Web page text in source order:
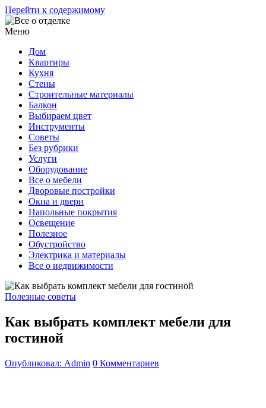
Перейти к содержимому
Меню
Дом
Квартиры
Кухня
Стены
Строительные материалы
Балкон
Выбираем цвет
Инструменты
Советы
Без рубрики
Услуги
Оборудование
Все о мебели
Дворовые постройки
Окна и двери
Напольные покрытия
Освещение
Полезное
Обустройство
Электрика и материалы
Все о недвижимости
Полезные советы
Как выбрать комплект мебели для
гостиной
Опубликовал: Admin 0 Комментариев